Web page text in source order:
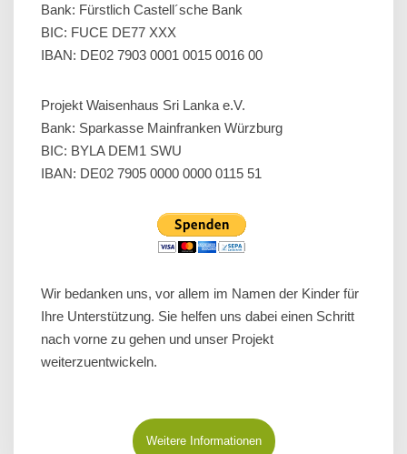
Bank: Fürstlich Castell´sche Bank
BIC: FUCE DE77 XXX
IBAN: DE02 7903 0001 0015 0016 00
Projekt Waisenhaus Sri Lanka e.V.
Bank: Sparkasse Mainfranken Würzburg
BIC: BYLA DEM1 SWU
IBAN: DE02 7905 0000 0000 0115 51
Wir bedanken uns, vor allem im Namen der Kinder für
Ihre Unterstützung. Sie helfen uns dabei einen Schritt
nach vorne zu gehen und unser Projekt
weiterzuentwickeln.
Weitere Informationen